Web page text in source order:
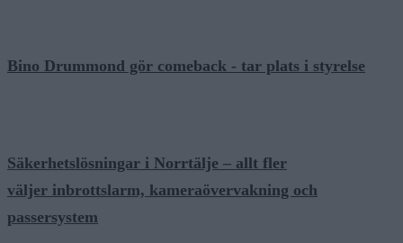
Bino Drummond gör comeback - tar plats i styrelse
Säkerhetslösningar i Norrtälje – allt fler
väljer inbrottslarm, kameraövervakning och
passersystem